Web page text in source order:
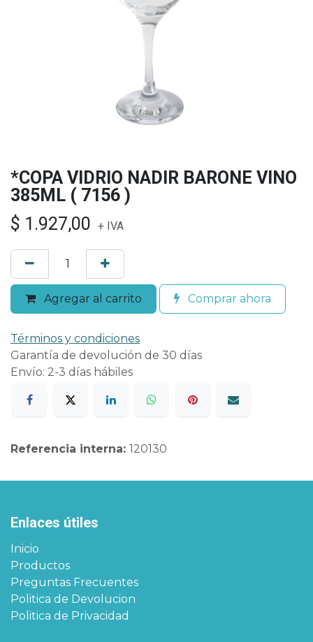
*COPA VIDRIO NADIR BARONE VINO
385ML ( 7156 )
$ 1.927,00 + IVA
Agregar al carrito Comprar ahora
Términos y condiciones
Garantía de devolución de 30 días
Envío: 2-3 días hábiles
Referencia interna: 120130
Enlaces útiles
Inicio
Productos
Preguntas Frecuentes
Politica de Devolucion
Politica de Privacidad